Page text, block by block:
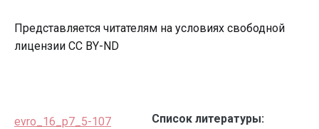
Представляется читателям на условиях свободной
лицензии CC BY-ND
evro_16_p7_5-107 Список литературы: